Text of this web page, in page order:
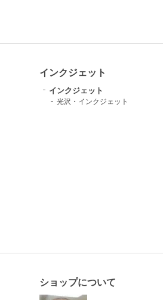
インクジェット
インクジェット
光沢・インクジェット
ショップについて